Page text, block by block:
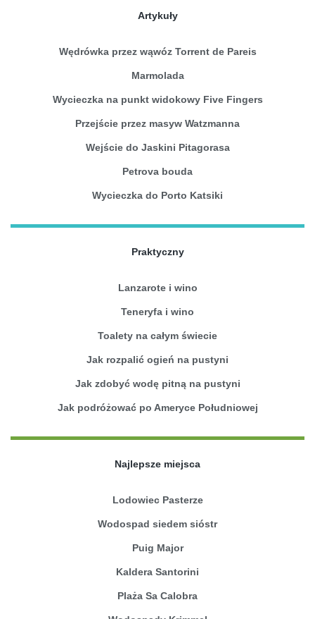
Artykuły
Wędrówka przez wąwóz Torrent de Pareis
Marmolada
Wycieczka na punkt widokowy Five Fingers
Przejście przez masyw Watzmanna
Wejście do Jaskini Pitagorasa
Petrova bouda
Wycieczka do Porto Katsiki
Praktyczny
Lanzarote i wino
Teneryfa i wino
Toalety na całym świecie
Jak rozpalić ogień na pustyni
Jak zdobyć wodę pitną na pustyni
Jak podróżować po Ameryce Południowej
Najlepsze miejsca
Lodowiec Pasterze
Wodospad siedem sióstr
Puig Major
Kaldera Santorini
Plaża Sa Calobra